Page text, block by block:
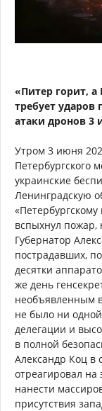
«Питер горит,
требует
атаки дронов 3
Утром 3 июня
Петербургского
украинские
Ленинградскую
вспыхнул
Губернатор
пострадавших,
десятки
же день
необъявленным
не было ни
делегации и
в полной
Александр Коц в
отреагировал на
нанести
присутствия